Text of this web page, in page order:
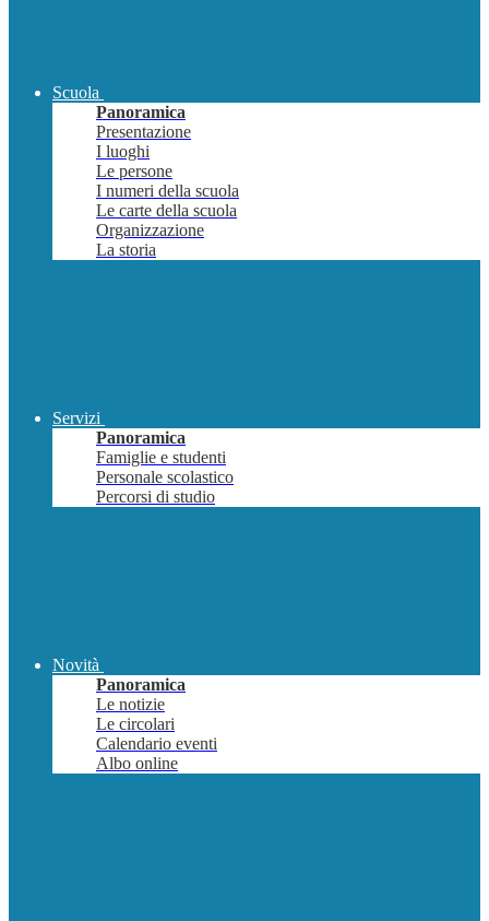
Scuola
Panoramica
Presentazione
I luoghi
Le persone
I numeri della scuola
Le carte della scuola
Organizzazione
La storia
Servizi
Panoramica
Famiglie e studenti
Personale scolastico
Percorsi di studio
Novità
Panoramica
Le notizie
Le circolari
Calendario eventi
Albo online